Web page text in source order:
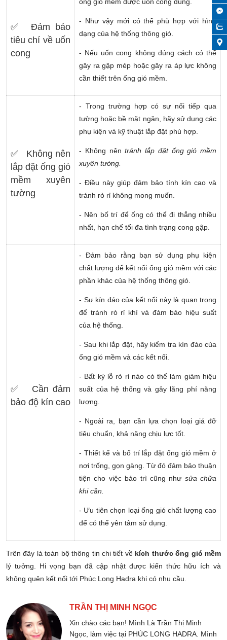
✅ Đảm bảo
tiêu chí về uốn
cong
- Như vậy mới có thể phù hợp với hình
dạng của hệ thống thông gió.
- Nếu uốn cong không đúng cách có thể
gây ra gập mép hoặc gây ra áp lực không
cần thiết trên ống gió mềm.
✅ Không nên
lắp đặt ống gió
mềm xuyên
tường
- Trong trường hợp có sự nối tiếp qua
tường hoặc bề mặt ngăn, hãy sử dụng các
phụ kiện và kỹ thuật lắp đặt phù hợp.
- Không nêntránh lắp đặt ống gió mềm
xuyên tường.
- Điều này giúp đảm bảo tính kín cao và
tránh rò rỉ không mong muốn.
- Nên bố trí để ống có thể đi thẳng nhiều
nhất, hạn chế tối đa tình trạng cong gập.
✅ Cần đảm
bảo độ kín cao
- Đảm bảo rằng bạn sử dụng phụ kiện
chất lượng để kết nối ống gió mềm với các
phần khác của hệ thống thông gió.
- Sự kín đáo của kết nối này là quan trọng
để tránh rò rỉ khí và đảm bảo hiệu suất
của hệ thống.
- Sau khi lắp đặt, hãy kiểm tra kín đáo của
ống gió mềm và các kết nối.
- Bất kỳ lỗ rò rỉ nào có thể làm giảm hiệu
suất của hệ thống và gây lãng phí năng
lượng.
- Ngoài ra, bạn cần lựa chọn loại giá đỡ
tiêu chuẩn, khả năng chịu lực tốt.
- Thiết kế và bố trí lắp đặt ống gió mềm ở
nơi trống, gọn gàng. Từ đó đảm bảo thuận
tiện cho việc bảo trì cũng như sửa chữa
khi cần.
- Ưu tiên chọn loại ống gió chất lượng cao
để có thể yên tâm sử dụng.
Trên đây là toàn bộ thông tin chi tiết về kích thước ống gió mềm
lý tưởng. Hi vọng bạn đã cập nhật được kiến thức hữu ích và
không quên kết nối tới Phúc Long Hadra khi có nhu cầu.
TRẦN THỊ MINH NGỌC
Xin chào các bạn! Mình Là Trần Thị Minh
Ngọc, làm việc tại PHÚC LONG HADRA. Mình